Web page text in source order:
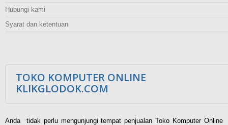
Hubungi kami
Syarat dan ketentuan
TOKO KOMPUTER ONLINE
KLIKGLODOK.COM
Anda tidak perlu mengunjungi tempat penjualan Toko Komputer Online